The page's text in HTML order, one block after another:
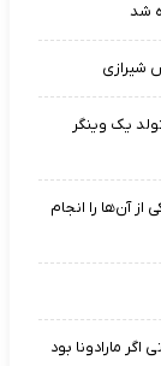
شد
شیرازی
یک وینگر
از آن‌ها را انجام
مارادونا بود